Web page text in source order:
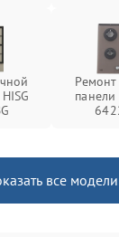
панели
все модели